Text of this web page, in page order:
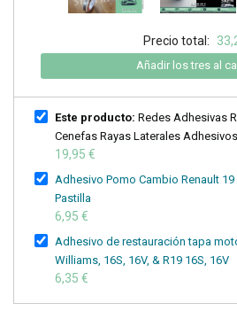
Precio total:
Añadir los tres al
Este producto: Redes Adhesivas
Cenefas Rayas Laterales
19,95 €
Adhesivo Pomo Cambio Renault 19
Pastilla
6,95 €
Adhesivo de restauración tapa
Williams, 16S, 16V, & R19 16S, 16V
6,35 €